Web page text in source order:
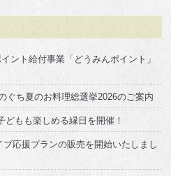
ント給付事業「どうみんポイント」
ぐち夏のお料理総選挙2026のご案内
どもも楽しめる縁日を開催！
ブ応援プランの販売を開始いたしまし